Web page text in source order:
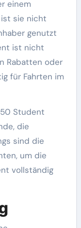
einem
ist sie nicht
genutzt
ist nicht
Rabatten oder
für Fahrten im
Student
die
sind die
um die
vollständig